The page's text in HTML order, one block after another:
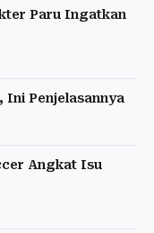
Paru Ingatkan
Ini Penjelasannya
Angkat Isu